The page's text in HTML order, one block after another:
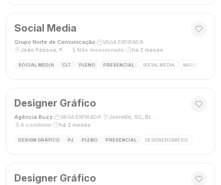
Social Media
Grupo Norte de Comunicação VAGA EXPIRADA
João Pessoa, Paraíba, Brasil
Não mencionado há 2 meses
SOCIAL MEDIA CLT PLENO PRESENCIAL SOCIAL MEDIA MARKETING
Designer Gráfico
Agência Buzz VAGA EXPIRADA Joinville, SC, Brasil
A combinar
há 2 meses
DESIGN GRÁFICO PJ PLENO PRESENCIAL DESIGNER GRÁFICO
Designer Gráfico